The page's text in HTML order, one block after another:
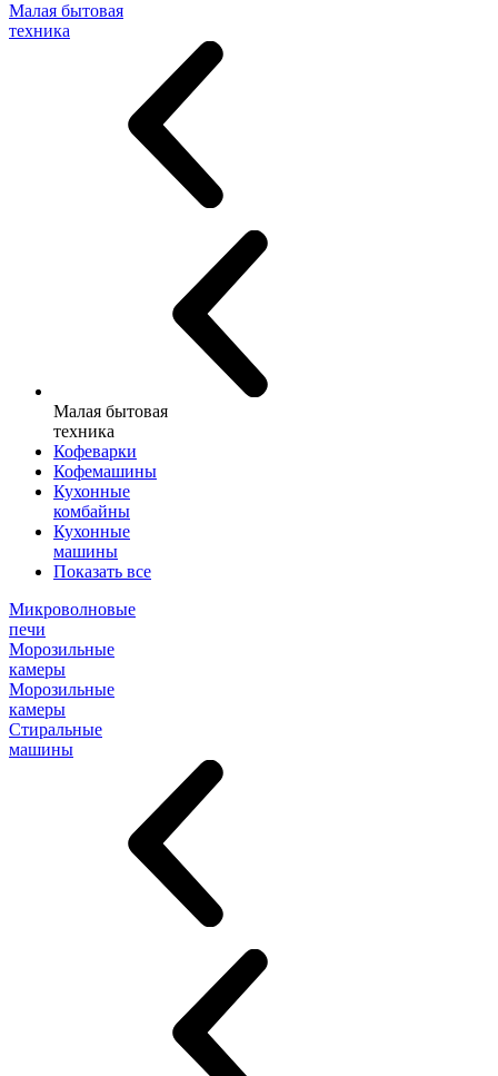
Малая бытовая
техника
Малая бытовая
техника
Кофеварки
Кофемашины
Кухонные
комбайны
Кухонные
машины
Показать все
Микроволновые
печи
Морозильные
камеры
Морозильные
камеры
Стиральные
машины